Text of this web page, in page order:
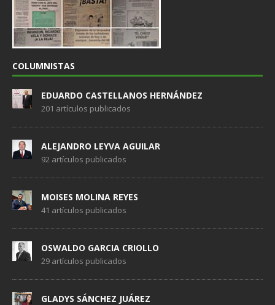
COLUMNISTAS
EDUARDO CASTELLANOS HERNÁNDEZ
201 artículos publicados
ALEJANDRO LEYVA AGUILAR
92 artículos publicados
MOISES MOLINA REYES
41 artículos publicados
OSWALDO GARCIA CRIOLLO
29 artículos publicados
GLADYS SÁNCHEZ JUÁREZ